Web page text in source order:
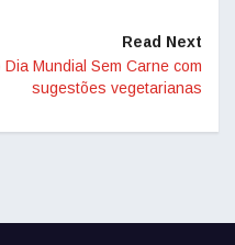
Read Next
Mundial Sem Carne com
sugestões vegetarianas